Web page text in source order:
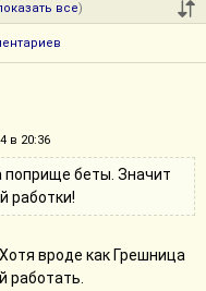
все)
в 20:36
поприще беты. Значит
работки!
вроде как Грешница
работать.